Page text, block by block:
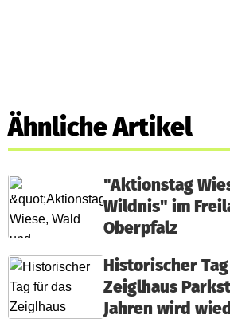
Ähnliche Artikel
"Aktionstag
Wildnis" im
Oberpfalz
Historischer
Zeiglhaus
Jahren wird